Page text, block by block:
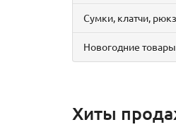
Сумки, клатчи,
Новогодние товары
Хиты